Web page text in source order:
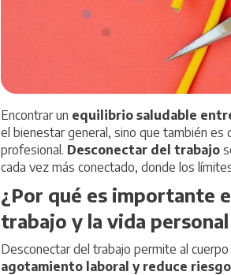
Encontrar un equilibrio saludable
el bienestar general, sino que también es
profesional. Desconectar del trabajo
cada vez más conectado, donde los
¿Por qué es importante
trabajo y la vida personal
Desconectar del trabajo permite al
agotamiento laboral y reduce